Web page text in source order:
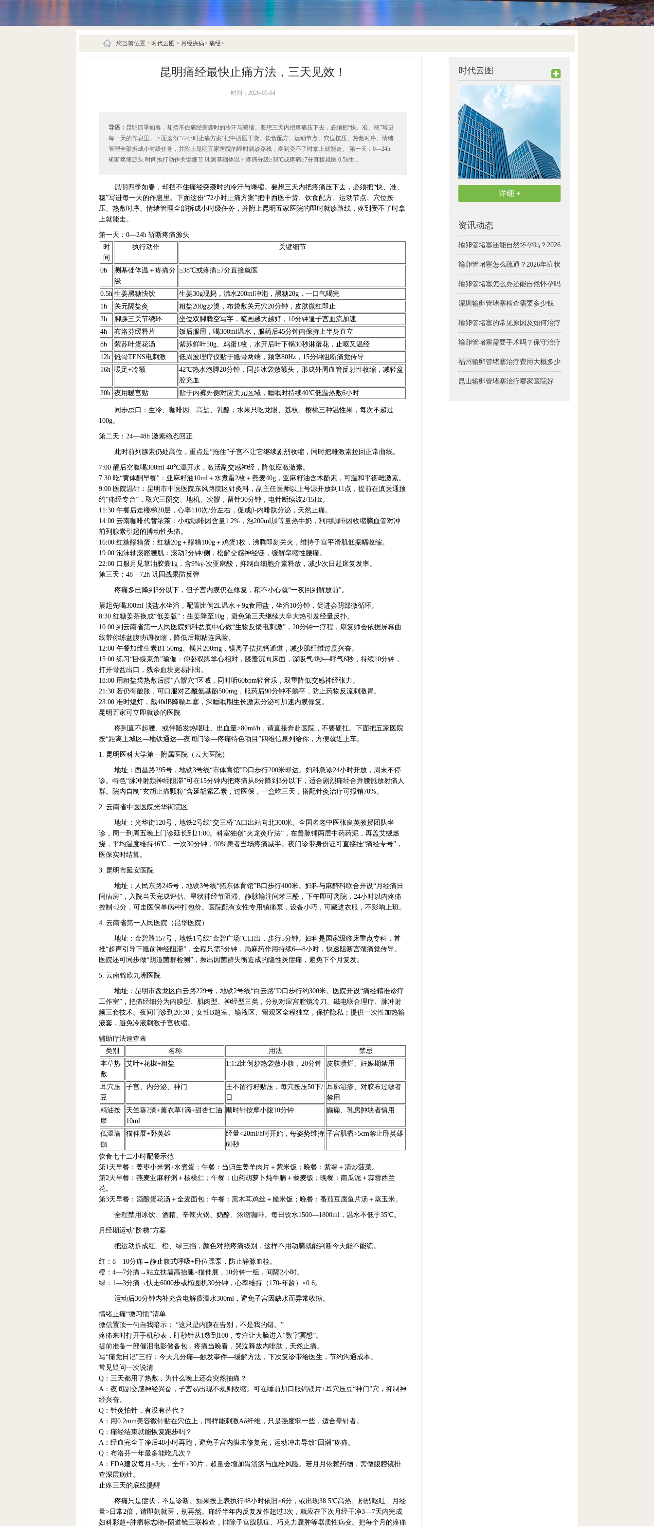
您当前位置： 时代云图 > 月经疾病> 痛经>
昆明痛经最快止痛方法，三天见效！
时间：2026-05-04
导语： 昆明四季如春，却挡不住痛经突袭时的冷汗与蜷缩。要想三天内把疼痛压下去，必须把“快、准、稳”写进
每一天的作息里。下面这份“72小时止痛方案”把中西医干货、饮食配方、运动节点、穴位按压、热敷时序、情绪
管理全部拆成小时级任务，并附上昆明五家医院的即时就诊路线，疼到受不了时拿上就能走。 第一天：0—24h
斩断疼痛源头 时间执行动作关键细节 0h测基础体温＋疼痛分级≥38℃或疼痛≥7分直接就医 0.5h生...
昆明四季如春，却挡不住痛经突袭时的冷汗与蜷缩。要想三天内把疼痛压下去，必须把“快、准、
稳”写进每一天的作息里。下面这份“72小时止痛方案”把中西医干货、饮食配方、运动节点、穴位按
压、热敷时序、情绪管理全部拆成小时级任务，并附上昆明五家医院的即时就诊路线，疼到受不了时拿
上就能走。
第一天：0—24h 斩断疼痛源头
时
间
执行动作 关键细节
0h
测基础体温＋疼痛分
级
≥38℃或疼痛≥7分直接就医
0.5h 生姜黑糖快饮
生姜30g现捣，沸水200ml冲泡，黑糖20g，一口气喝完
1h
关元隔盐灸
粗盐200g炒烫，布袋敷关元穴20分钟，皮肤微红即止
2h
脚踝三关节绕环
坐位双脚腾空写字，笔画越大越好，10分钟逼子宫血流加速
4h
布洛芬缓释片
饭后服用，喝300ml温水，服药后45分钟内保持上半身直立
8h
紫苏叶蛋花汤
紫苏鲜叶50g、鸡蛋1枚，水开后叶下锅30秒淋蛋花，止呕又温经
12h 骶骨TENS电刺激
低周波理疗仪贴于骶骨两端，频率80Hz，15分钟阻断痛觉传导
16h 暖足+冷额
42℃热水泡脚20分钟，同步冰袋敷额头，形成外周血管反射性收缩，减轻盆
腔充血
20h 夜用暖宫贴 贴于内裤外侧对应关元区域，睡眠时持续40℃低温热敷6小时
同步忌口：生冷、咖啡因、高盐、乳酪；水果只吃龙眼、荔枝、樱桃三种温性果，每次不超过
100g。
第二天：24—48h 激素稳态回正
此时前列腺素仍处高位，重点是“拖住”子宫不让它继续剧烈收缩，同时把雌激素拉回正常曲线。
7:00 醒后空腹喝300ml 40℃温开水，激活副交感神经，降低应激激素。
7:30 吃“黄体酮早餐”：亚麻籽油10ml＋水煮蛋2枚＋燕麦40g，亚麻籽油含木酚素，可温和平衡雌激素。
9:00 医院温针：昆明市中医医院东风路院区针灸科，副主任医师以上号源开放到11点，提前在滇医通预
约“痛经专台”，取穴三阴交、地机、次髎，留针30分钟，电针断续波2/15Hz。
11:30 午餐后走楼梯20层，心率110次/分左右，促成β-内啡肽分泌，天然止痛。
14:00 云南咖啡代替浓茶：小粒咖啡因含量1.2%，泡200ml加等量热牛奶，利用咖啡因收缩脑血管对冲
前列腺素引起的搏动性头痛。
16:00 红糖醪糟蛋：红糖20g＋醪糟100g＋鸡蛋1枚，沸腾即刻关火，维持子宫平滑肌低振幅收缩。
19:00 泡沫轴滚髂腰肌：滚动2分钟/侧，松解交感神经链，缓解挛缩性腰痛。
22:00 口服月见草油胶囊1g，含9%γ-次亚麻酸，抑制白细胞介素释放，减少次日起床复发率。
第三天：48—72h 巩固战果防反弹
疼痛多已降到3分以下，但子宫内膜仍在修复，稍不小心就“一夜回到解放前”。
晨起先喝300ml 淡盐水坐浴，配置比例2L温水＋9g食用盐，坐浴10分钟，促进会阴部微循环。
8:30 红糖姜茶换成“低姜版”：生姜降至10g，避免第三天继续大辛大热引发经量反扑。
10:00 到云南省第一人民医院妇科盆底中心做“生物反馈电刺激”，20分钟一疗程，康复师会依据屏幕曲
线带你练盆腹协调收缩，降低后期粘连风险。
12:00 午餐加维生素B1 50mg、镁片200mg，镁离子拮抗钙通道，减少肌纤维过度兴奋。
15:00 练习“卧蝶束角”瑜伽：仰卧双脚掌心相对，膝盖沉向床面，深吸气4秒—呼气6秒，持续10分钟，
打开骨盆出口，残余血块更易排出。
18:00 用粗盐袋热敷后腰“八髎穴”区域，同时听60bpm轻音乐，双重降低交感神经张力。
21:30 若仍有酸胀，可口服对乙酰氨基酚500mg，服药后90分钟不躺平，防止药物反流刺激胃。
23:00 准时熄灯，戴40dB降噪耳塞，深睡眠期生长激素分泌可加速内膜修复。
昆明五家可立即就诊的医院
疼到直不起腰、或伴随发热呕吐、出血量>80ml/h，请直接奔赴医院，不要硬扛。下面把五家医院
按“距离主城区—地铁通达—夜间门诊—疼痛特色项目”四维信息列给你，方便就近上车。
1. 昆明医科大学第一附属医院（云大医院）
地址：西昌路295号，地铁3号线“市体育馆”D口步行200米即达。妇科急诊24小时开放，周末不停
诊。特色“脉冲射频神经阻滞”可在15分钟内把疼痛从8分降到3分以下，适合剧烈痛经合并腰骶放射痛人
群。院内自制“玄胡止痛颗粒”含延胡索乙素，过医保，一盒吃三天，搭配针灸治疗可报销70%。
2. 云南省中医医院光华街院区
地址：光华街120号，地铁2号线“交三桥”A口出站向北300米。全国名老中医张良英教授团队坐
诊，周一到周五晚上门诊延长到21:00。科室独创“火龙灸疗法”，在督脉铺两层中药药泥，再盖艾绒燃
烧，平均温度维持46℃，一次30分钟，90%患者当场疼痛减半。夜门诊带身份证可直接挂“痛经专号”，
医保实时结算。
3. 昆明市延安医院
地址：人民东路245号，地铁3号线“拓东体育馆”B口步行400米。妇科与麻醉科联合开设“月经痛日
间病房”，入院当天完成评估、星状神经节阻滞、静脉输注间苯三酚，下午即可离院，24小时以内疼痛
控制<2分，可走医保单病种打包价。医院配有女性专用镇痛泵，设备小巧，可藏进衣服，不影响上班。
4. 云南省第一人民医院（昆华医院）
地址：金碧路157号，地铁1号线“金碧广场”C口出，步行5分钟。妇科是国家级临床重点专科，首
推“超声引导下骶前神经阻滞”，全程只需5分钟，局麻药作用持续6—8小时，快速阻断宫颈痛觉传导。
医院还可同步做“阴道菌群检测”，揪出因菌群失衡造成的隐性炎症痛，避免下个月复发。
5. 云南锦欣九洲医院
地址：昆明市盘龙区白云路229号，地铁2号线“白云路”D口步行约300米。医院开设“痛经精准诊疗
工作室”，把痛经细分为内膜型、肌肉型、神经型三类，分别对应宫腔镜冷刀、磁电联合理疗、脉冲射
频三套技术。夜间门诊到20:30，女性B超室、输液区、留观区全程独立，保护隐私；提供一次性加热输
液套，避免冷液刺激子宫收缩。
辅助疗法速查表
类别
名称 用法
禁忌
本草热
敷
艾叶+花椒+粗盐 1:1:2比例炒热袋敷小腹，20分钟 皮肤溃烂、妊娠期禁用
耳穴压
豆
子宫、内分泌、神门
王不留行籽贴压，每穴按压50下/
日
耳廓湿疹、对胶布过敏者
禁用
精油按
摩
天竺葵2滴+薰衣草1滴+甜杏仁油
10ml
顺时针按摩小腹10分钟 癫痫、乳房肿块者慎用
低温瑜
伽
猫伸展+卧英雄
经量<20ml/h时开始，每姿势维持
60秒
子宫肌瘤>5cm禁止卧英雄
饮食七十二小时配餐示范
第1天早餐：姜枣小米粥+水煮蛋；午餐：当归生姜羊肉片＋紫米饭；晚餐：紫薯＋清炒菠菜。
第2天早餐：燕麦亚麻籽粥＋核桃仁；午餐：山药胡萝卜炖牛腩＋藜麦饭；晚餐：南瓜泥＋蒜蓉西兰
花。
第3天早餐：酒酿蛋花汤＋全麦面包；午餐：黑木耳鸡丝＋糙米饭；晚餐：番茄豆腐鱼片汤＋蒸玉米。
全程禁用冰饮、酒精、辛辣火锅、奶酪、浓缩咖啡。每日饮水1500—1800ml，温水不低于35℃。
月经期运动“阶梯”方案
把运动拆成红、橙、绿三挡，颜色对照疼痛级别，这样不用动脑就能判断今天能不能练。
红：8—10分痛→静止腹式呼吸+卧位踝泵，防止静脉血栓。
橙：4—7分痛→站立扶墙高抬腿+猫伸展，10分钟一组，间隔2小时。
绿：1—3分痛→快走6000步或椭圆机30分钟，心率维持（170-年龄）×0.6。
运动后30分钟内补充含电解质温水300ml，避免子宫因缺水而异常收缩。
情绪止痛“微习惯”清单
微信置顶一句自我暗示： “这只是内膜在告别，不是我的错。”
疼痛来时打开手机秒表，盯秒针从1数到100，专注让大脑进入“数字冥想”。
提前准备一部催泪电影储备包，疼痛当晚看，哭泣释放内啡肽，天然止痛。
写“痛觉日记”三行：今天几分痛—触发事件—缓解方法，下次复诊带给医生，节约沟通成本。
常见疑问一次说清
Q：三天都用了热敷，为什么晚上还会突然抽痛？
A：夜间副交感神经兴奋，子宫易出现不规则收缩。可在睡前加口服钙镁片+耳穴压豆“神门”穴，抑制神
经兴奋。
Q：针灸怕针，有没有替代？
A：用0.2mm美容微针贴在穴位上，同样能刺激Aδ纤维，只是强度弱一些，适合晕针者。
Q：痛经结束就能恢复跑步吗？
A：经血完全干净后48小时再跑，避免子宫内膜未修复完，运动冲击导致“回潮”疼痛。
Q：布洛芬一年最多能吃几次？
A：FDA建议每月≤3天，全年≤30片，超量会增加胃溃疡与血栓风险。若月月依赖药物，需做腹腔镜排
查深层病灶。
止疼三天的底线提醒
疼痛只是症状，不是诊断。如果按上表执行48小时依旧≥6分，或出现38.5℃高热、剧烈呕吐、月经
量>日常2倍，请即刻就医，别再熬。痛经半年内反复发作超过3次，就应在下次月经干净3—7天内完成
妇科彩超+肿瘤标志物+阴道镜三联检查，排除子宫腺肌症、巧克力囊肿等器质性病变。把每个月的疼痛
时代云图
详细 +
资讯动态
输卵管堵塞还能自然怀孕吗？2026年疏通手术与治疗方案详解
输卵管堵塞怎么疏通？2026年症状自测与备孕治疗全攻略
输卵管堵塞怎么办还能自然怀孕吗
深圳输卵管堵塞检查需要多少钱
输卵管堵塞的常见原因及如何治疗
输卵管堵塞需要手术吗？保守治疗可行吗
福州输卵管堵塞治疗费用大概多少钱
昆山输卵管堵塞治疗哪家医院好